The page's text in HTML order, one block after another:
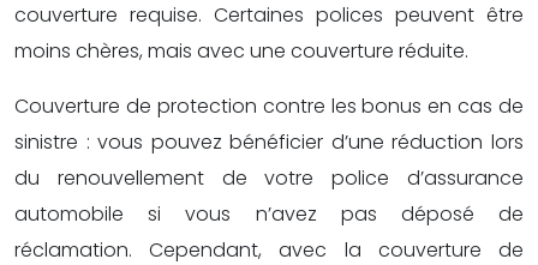
couverture requise. Certaines polices peuvent être
moins chères, mais avec une couverture réduite.
Couverture de protection contre les bonus en cas de
sinistre : vous pouvez bénéficier d’une réduction lors
du renouvellement de votre police d’assurance
automobile si vous n’avez pas déposé de
réclamation. Cependant, avec la couverture de